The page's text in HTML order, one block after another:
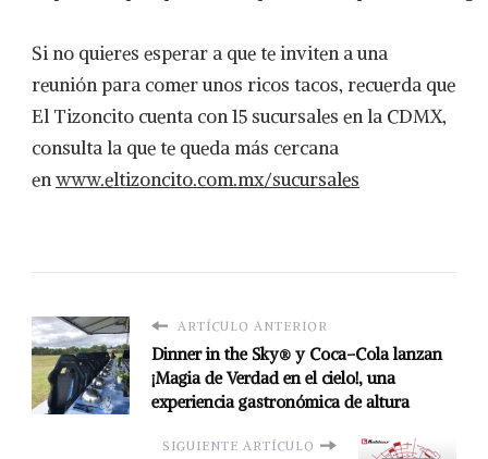
Si no quieres esperar a que te inviten a una
reunión para comer unos ricos tacos, recuerda que
El Tizoncito cuenta con 15 sucursales en la CDMX,
consulta la que te queda más cercana
enwww.eltizoncito.com.mx/sucursales
ARTÍCULO ANTERIOR
Dinner in the Sky® y Coca–Cola lanzan
¡Magia de Verdad en el cielo!, una
experiencia gastronómica de altura
SIGUIENTE ARTÍCULO